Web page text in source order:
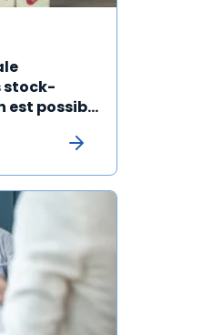
stock-
est possible
d'option